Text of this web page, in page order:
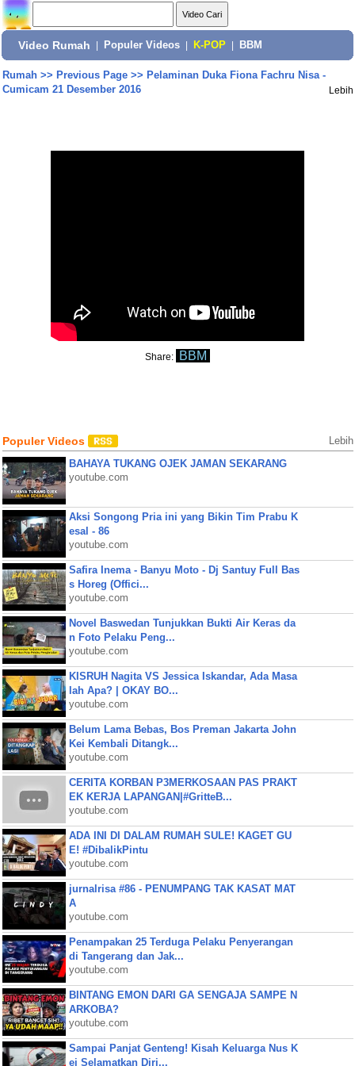
Video Rumah Populer Videos K-POP BBM
Rumah>> Previous Page>> Pelaminan Duka Fiona Fachru Nisa -
Cumicam 21 Desember 2016
Lebih
Share: BBM
Populer Videos Lebih
BAHAYA TUKANG OJEK JAMAN SEKARANG
youtube.com
Aksi Songong Pria ini yang Bikin Tim Prabu K
esal - 86
youtube.com
Safira Inema - Banyu Moto - Dj Santuy Full Bas
s Horeg (Offici...
youtube.com
Novel Baswedan Tunjukkan Bukti Air Keras da
n Foto Pelaku Peng...
youtube.com
KISRUH Nagita VS Jessica Iskandar, Ada Masa
lah Apa? | OKAY BO...
youtube.com
Belum Lama Bebas, Bos Preman Jakarta John
Kei Kembali Ditangk...
youtube.com
CERITA KORBAN P3MERKOSAAN PAS PRAKT
EK KERJA LAPANGAN|#GritteB...
youtube.com
ADA INI DI DALAM RUMAH SULE! KAGET GU
E! #DibalikPintu
youtube.com
jurnalrisa #86 - PENUMPANG TAK KASAT MAT
A
youtube.com
Penampakan 25 Terduga Pelaku Penyerangan
di Tangerang dan Jak...
youtube.com
BINTANG EMON DARI GA SENGAJA SAMPE N
ARKOBA?
youtube.com
Sampai Panjat Genteng! Kisah Keluarga Nus K
ei Selamatkan Diri...